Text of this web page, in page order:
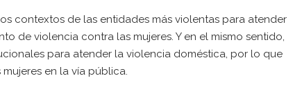
contextos de las entidades más violentas para atender
de violencia contra las mujeres. Y en el mismo sentido,
para atender la violencia doméstica, por lo que
en la vía pública.